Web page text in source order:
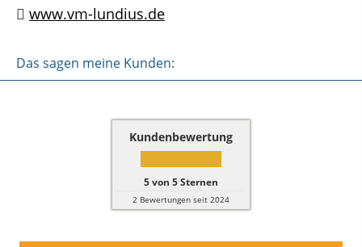
www.vm-lundius.de
Das sagen meine Kunden:
Kundenbewertung
5von 5Sternen
2 Bewertungen seit 2024